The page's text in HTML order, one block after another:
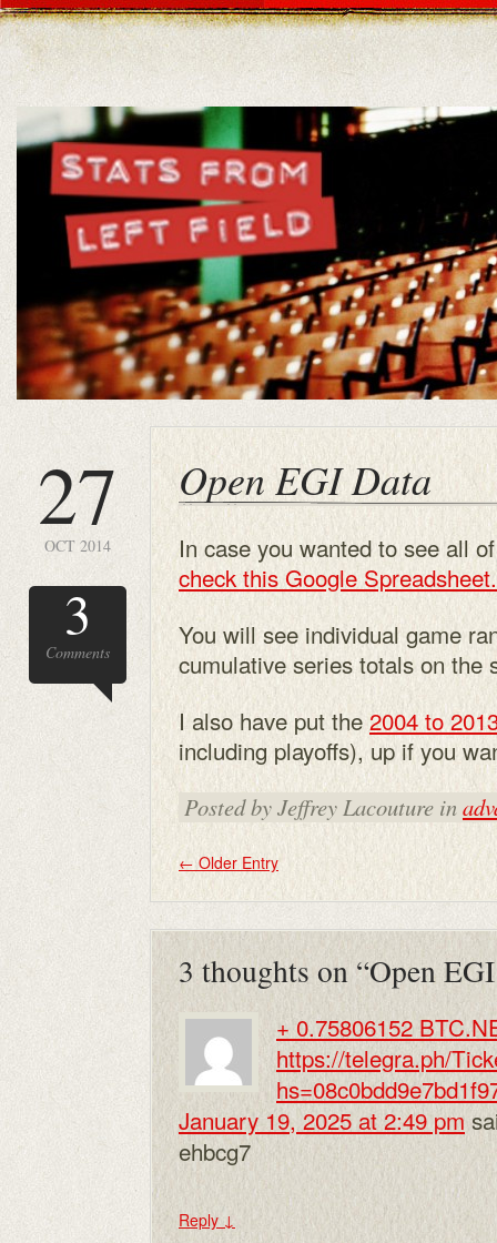
27
OCT 2014
3
Comments
Open EGI Data
In case you wanted to see all
check this Google Spreadsheet.
You will see individual game
cumulative series totals on the
I also have put the 2004 to
including playoffs), up if you
Posted by Jeffrey Lacouture in
←Older Entry
3 thoughts on “Open
+ 0.75806152
https://telegra.ph/
January 19, 2025 at 2:49 pm
ehbcg7
Reply ↓